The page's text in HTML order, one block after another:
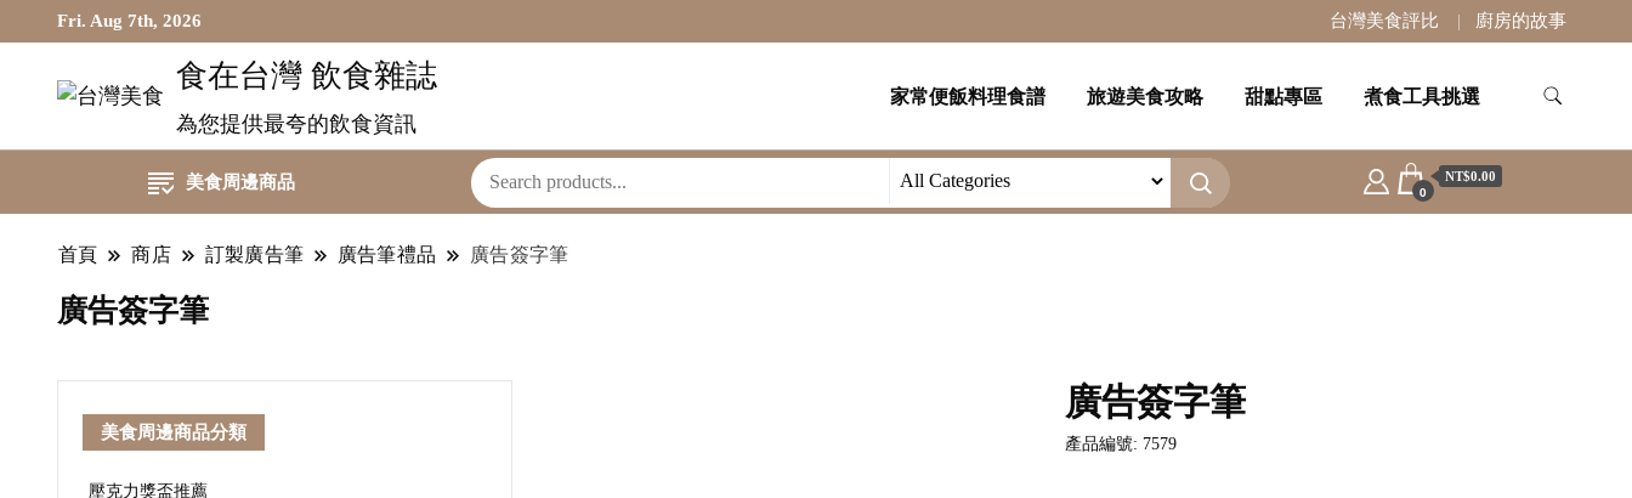
Fri. Aug 7th, 2026 台灣美食評比 廚房的故事
食在台灣 飲食雜誌
為您提供最夸的飲食資訊
家常便飯料理食譜 旅遊美食攻略 甜點專區 煮食工具挑選
美食周邊商品 0
NT$0.00
首頁 商店 訂製廣告筆 廣告筆禮品 廣告簽字筆
廣告簽字筆
廣告簽字筆
產品編號: 7579
美食周邊商品分類
壓克力獎盃推薦